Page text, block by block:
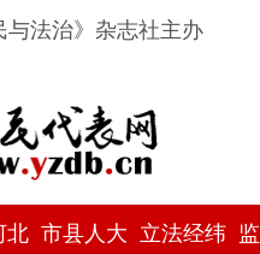
法治》杂志社主办
北 市县人大 立法经纬